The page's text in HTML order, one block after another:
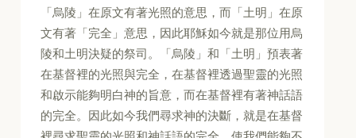
「烏陵」在原文有著光照的意思，而「土明」在原
文有著「完全」意思，因此耶穌如今就是那位用烏
陵和土明決疑的祭司。「烏陵」和「土明」預表著
在基督裡的光照與完全，在基督裡透過聖靈的光照
和啟示能夠明白神的旨意，而在基督裡有著神話語
的完全。因此如今我們尋求神的決斷，就是在基督